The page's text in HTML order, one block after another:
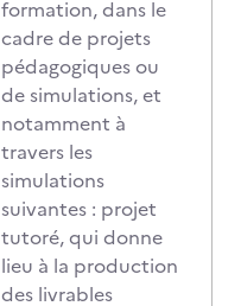
formation, dans le
cadre de projets
pédagogiques ou
de simulations, et
notamment à
travers les
simulations
suivantes : projet
tutoré, qui donne
lieu à la production
des livrables